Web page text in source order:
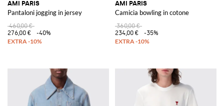
AMI PARIS
Pantaloni jogging in jersey
460,00 €
276,00 €
-40%
AMI PARIS
Camicia bowling in cotone
360,00 €
234,00 €
-35%